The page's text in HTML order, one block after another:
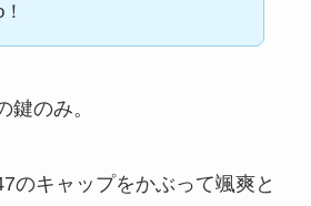
鍵のみ。
のキャップをかぶって颯爽と